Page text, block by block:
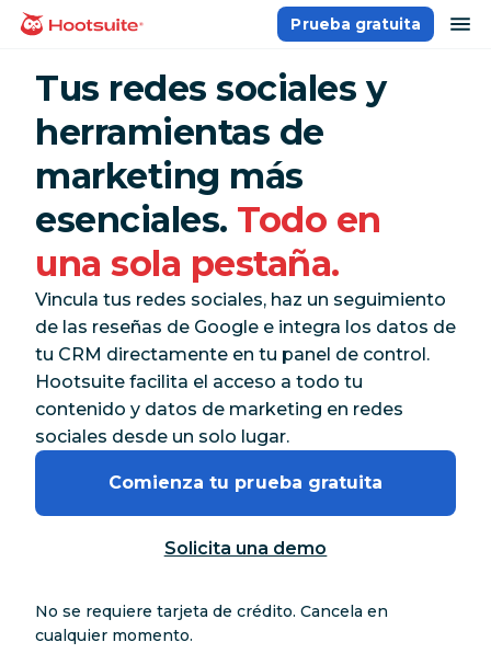
Saltar
Página principal
Prueba gratuita
Tus redes sociales y
herramientas de
marketing más
esenciales. Todo en
una sola pestaña.
Vincula tus redes sociales, haz un seguimiento
de las reseñas de Google e integra los datos de
tu CRM directamente en tu panel de control.
Hootsuite facilita el acceso a todo tu
contenido y datos de marketing en redes
sociales desde un solo lugar.
Comienza tu prueba gratuita
Solicita una demo
No se requiere tarjeta de crédito. Cancela en
cualquier momento.